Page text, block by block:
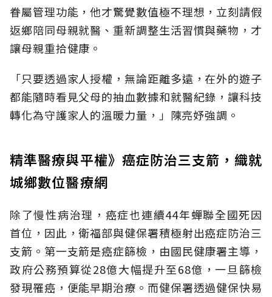
眷屬管理功能，他才驚覺數值極不理想，立刻請假
返鄉陪同母親就醫、重新調整生活習慣與藥物，才
讓母親重拾健康。
「只要透過家人授權，無論距離多遠，在外的遊子
都能隨時看見父母的抽血數據和就醫紀錄，讓科技
轉化為守護家人的溫暖力量，」陳亮妤強調。
精準醫療與平權》癌症防治三支箭，織就
城鄉數位醫療網
除了慢性病治理，癌症也連續44年蟬聯全國死因
首位，因此，衛福部與健保署積極射出癌症防治三
支箭。第一支箭是癌症篩檢，由國民健康署主導，
政府公務預算從28億大幅提升至68億，一旦篩檢
發現罹癌，便能早期治療。而健保署透過健保快易